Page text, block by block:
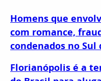
Homens que
com romance,
condenados no Sul
Florianópolis é a